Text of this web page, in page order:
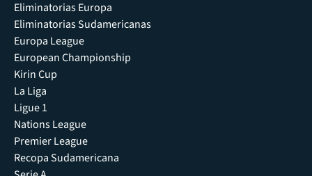
Eliminatorias Europa
Eliminatorias Sudamericanas
Europa League
European Championship
Kirin Cup
La Liga
Ligue 1
Nations League
Premier League
Recopa Sudamericana